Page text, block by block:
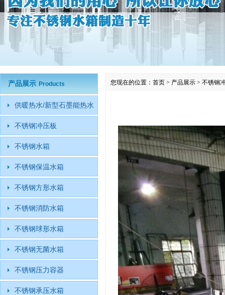
您现在的位置： 首页 > 产品展示 > 不锈钢
产品展示 Products
供暖热水/新型石墨能热水
不锈钢冲压板
不锈钢水箱
不锈钢保温水箱
不锈钢方形水箱
不锈钢消防水箱
不锈钢球形水箱
不锈钢无菌水箱
不锈钢压力容器
不锈钢承压水箱